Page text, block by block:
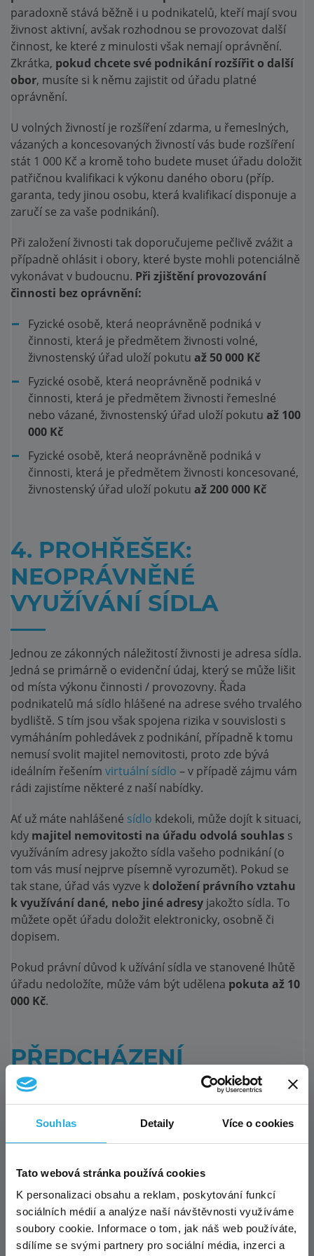
Souhlas Detaily Více o cookies
Tato webová stránka používá cookies
K personalizaci obsahu a reklam, poskytování funkcí
sociálních médií a analýze naší návštěvnosti využíváme
soubory cookie. Informace o tom, jak náš web používáte,
sdílíme se svými partnery pro sociální média, inzerci a
paradoxně stává běžně i u podnikatelů, kteří mají svou
živnost aktivní, avšak rozhodnou se provozovat další
činnost, ke které z minulosti však nemají oprávnění.
Zkrátka, pokud chcete své podnikání rozšířit o další
obor, musíte si k němu zajistit od úřadu platné
oprávnění.
U volných živností je rozšíření zdarma, u řemeslných,
vázaných a koncesovaných živností vás bude rozšíření
stát 1 000 Kč a kromě toho budete muset úřadu doložit
patřičnou kvalifikaci k výkonu daného oboru (příp.
garanta, tedy jinou osobu, která kvalifikací disponuje a
zaručí se za vaše podnikání).
Při založení živnosti tak doporučujeme pečlivě zvážit a
případně ohlásit i obory, které byste mohli potenciálně
vykonávat v budoucnu. Při zjištění provozování
činnosti bez oprávnění:
Fyzické osobě, která neoprávněně podniká v
činnosti, která je předmětem živnosti volné,
živnostenský úřad uloží pokutu až 50 000 Kč
Fyzické osobě, která neoprávněně podniká v
činnosti, která je předmětem živnosti řemeslné
nebo vázané, živnostenský úřad uloží pokutu až 100
000 Kč
Fyzické osobě, která neoprávněně podniká v
činnosti, která je předmětem živnosti koncesované,
živnostenský úřad uloží pokutu až 200 000 Kč
4. PROHŘEŠEK:
NEOPRÁVNĚNÉ
VYUŽÍVÁNÍ SÍDLA
Jednou ze zákonných náležitostí živnosti je adresa sídla.
Jedná se primárně o evidenční údaj, který se může lišit
od místa výkonu činnosti / provozovny. Řada
podnikatelů má sídlo hlášené na adrese svého trvalého
bydliště. S tím jsou však spojena rizika v souvislosti s
vymáháním pohledávek z podnikání, případně k tomu
nemusí svolit majitel nemovitosti, proto zde bývá
ideálním řešením virtuální sídlo – v případě zájmu vám
rádi zajistíme některé z naší nabídky.
Ať už máte nahlášené sídlo kdekoli, může dojít k situaci,
kdy majitel nemovitosti na úřadu odvolá souhlas s
využíváním adresy jakožto sídla vašeho podnikání (o
tom vás musí nejprve písemně vyrozumět). Pokud se
tak stane, úřad vás vyzve k doložení právního vztahu
k využívání dané, nebo jiné adresy jakožto sídla. To
můžete opět úřadu doložit elektronicky, osobně či
dopisem.
Pokud právní důvod k užívání sídla ve stanovené lhůtě
úřadu nedoložíte, může vám být udělena pokuta až 10
000 Kč.
PŘEDCHÁZENÍ
PROBLÉMŮM A
POKUTÁM MŮŽETE
NECHAT NA NÁS
Výše zmíněné situace jsou nejčastějšími důvody
udělených pokut od živnostenského úřadu, přitom
jejich předcházení není zas tak náročné
. Zkrátka je
nutné mít na paměti, že veškeré změny údajů
Exkluzivní akce pro nové
zákazníky – virtuální sídlo za
polovinu!